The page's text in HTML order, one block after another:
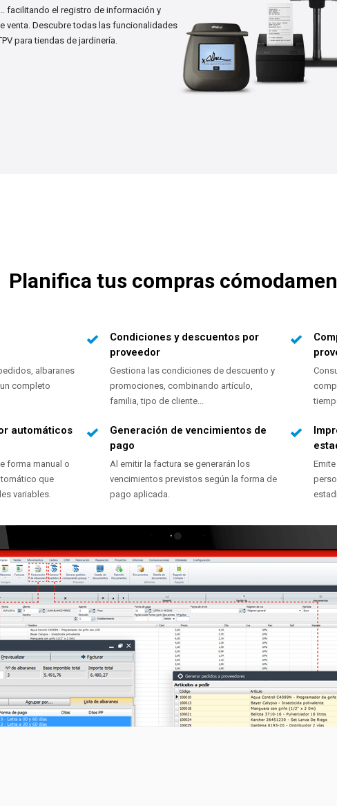
facilitando el registro de información y
venta. Descubre todas las funcionalidades
para tiendas de jardinería.
Planifica tus compras
albaranes
completo
Condiciones y descuentos por
proveedor
Gestiona las condiciones de descuento y
promociones, combinando artículo,
familia, tipo de cliente...
automáticos
forma manual o
que
variables.
Generación de vencimientos de
pago
Al emitir la factura se generarán los
vencimientos previstos según la forma de
pago aplicada.